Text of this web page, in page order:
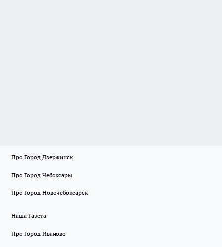
Про Город Дзержинск
Про Город Чебоксары
Про Город Новочебоксарск
Наша Газета
Про Город Иваново